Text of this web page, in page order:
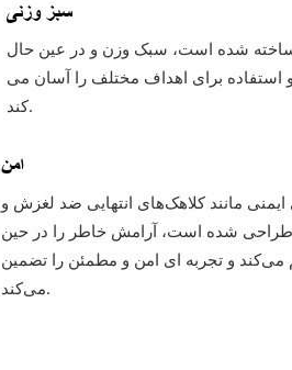
سبز وزنی
ساخته شده است، سبک وزن و در عین حال
برای اهداف مختلف را آسان می
کند.
امن
ایمنی مانند کلاهک‌های انتهایی ضد لغزش و
شده است، آرامش خاطر را در حین
می‌کند و تجربه ای امن و مطمئن را تضمین
می‌کند.